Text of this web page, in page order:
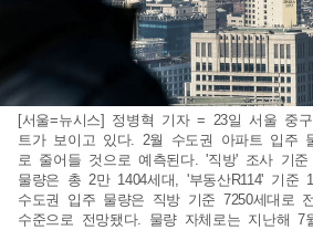
[서울=뉴시스] 정병혁 기자 = 23일 서울 중
트가 보이고 있다. 2월 수도권 아파트 입주
로 줄어들 것으로 예측된다. '직방' 조사 기
물량은 총 2만 1404세대, '부동산R114' 기준
수도권 입주 물량은 직방 기준 7250세대로
수준으로 전망됐다. 물량 자체로는 지난해 7